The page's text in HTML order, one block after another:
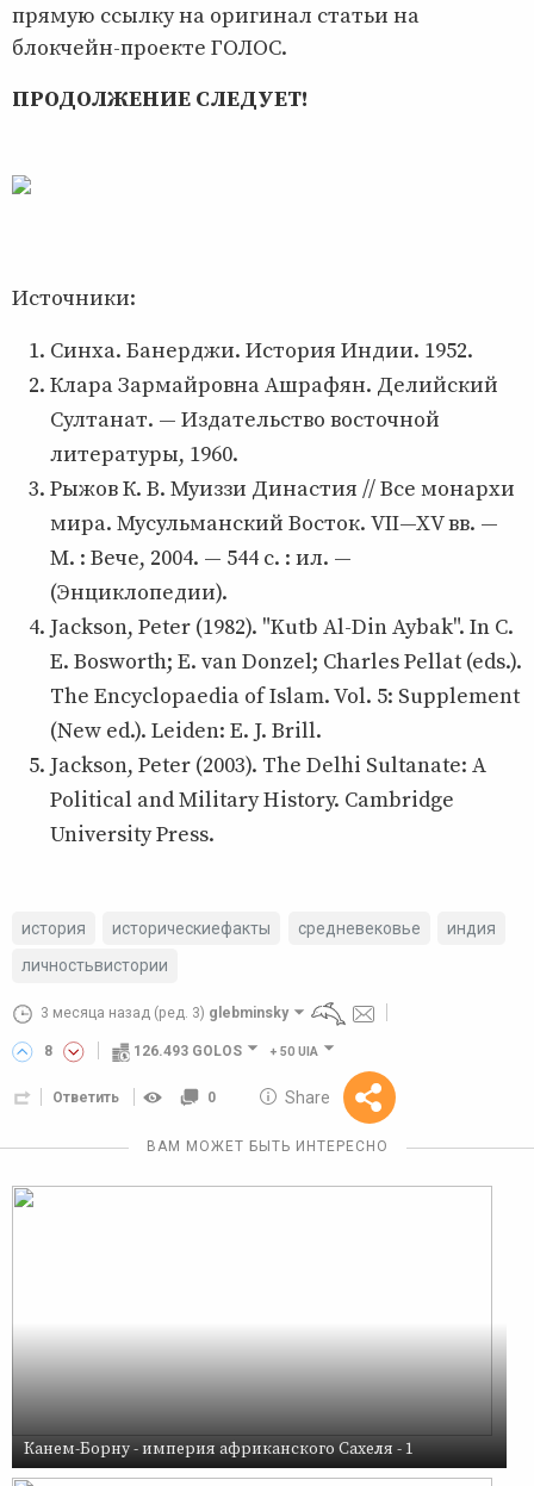
прямую ссылку на оригинал статьи на
блокчейн-проекте ГОЛОС.
ПРОДОЛЖЕНИЕ СЛЕДУЕТ!
Источники:
Синха. Банерджи. История Индии. 1952.
Клара Зармайровна Ашрафян. Делийский
Султанат. — Издательство восточной
литературы, 1960.
Рыжов К. В. Муиззи Династия // Все монархи
мира. Мусульманский Восток. VII—XV вв. —
М. : Вече, 2004. — 544 с. : ил. —
(Энциклопедии).
Jackson, Peter (1982). "Kutb Al-Din Aybak". In C.
E. Bosworth; E. van Donzel; Charles Pellat (eds.).
The Encyclopaedia of Islam. Vol. 5: Supplement
(New ed.). Leiden: E. J. Brill.
Jackson, Peter (2003). The Delhi Sultanate: A
Political and Military History. Cambridge
University Press.
история историческиефакты средневековье
индия
личностьвистории
3 месяца назад (ред. 3) glebminsky
8 126.493 GOLOS +50 UIA
Ответить 0 Share
Reward
10 GOLOS
ВАМ МОЖЕТ БЫТЬ ИНТЕРЕСНО
Канем-Борну - империя африканского Сахеля - 1